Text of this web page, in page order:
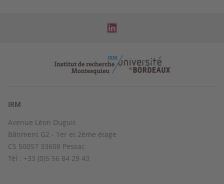
IRM
Avenue Léon Duguit
Bâtiment G2 - 1er et 2ème étage
CS 50057 33608 Pessac
Tél : +33 (0)5 56 84 29 43